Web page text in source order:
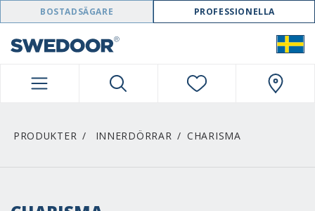
SWEDOOR NAVIGATION
BOSTADSÄGARE PROFESSIONELLA
PRODUKTER INNERDÖRRAR CHARISMA